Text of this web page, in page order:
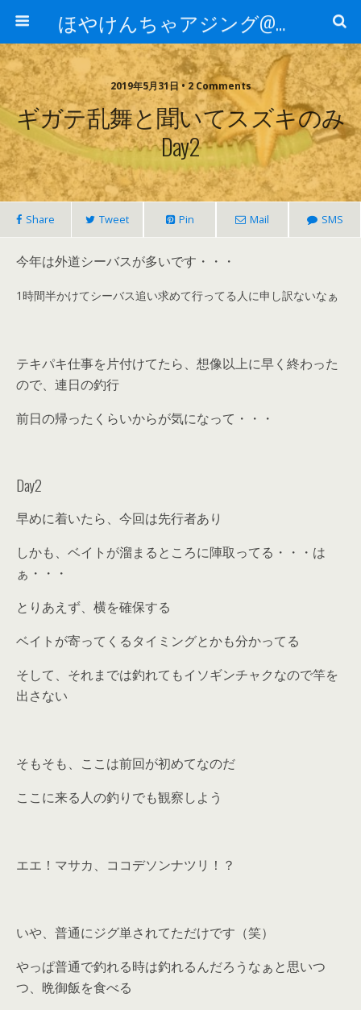
ほやけんちゃアジング@山口
2019年5月31日 • 2 Comments
ギガテ乱舞と聞いてスズキのみ
Day2
Share Tweet Pin Mail SMS
今年は外道シーバスが多いです・・・
1時間半かけてシーバス追い求めて行ってる人に申し訳ないなぁ
テキパキ仕事を片付けてたら、想像以上に早く終わった
ので、連日の釣行
前日の帰ったくらいからが気になって・・・
Day2
早めに着いたら、今回は先行者あり
しかも、ベイトが溜まるところに陣取ってる・・・は
ぁ・・・
とりあえず、横を確保する
ベイトが寄ってくるタイミングとかも分かってる
そして、それまでは釣れてもイソギンチャクなので竿を
出さない
そもそも、ここは前回が初めてなのだ
ここに来る人の釣りでも観察しよう
エエ！マサカ、ココデソンナツリ！？
いや、普通にジグ単されてただけです（笑）
やっぱ普通で釣れる時は釣れるんだろうなぁと思いつ
つ、晩御飯を食べる